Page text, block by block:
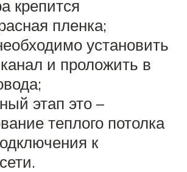
крепится
пленка;
установить
и проложить в
этап это –
теплого потолка
к